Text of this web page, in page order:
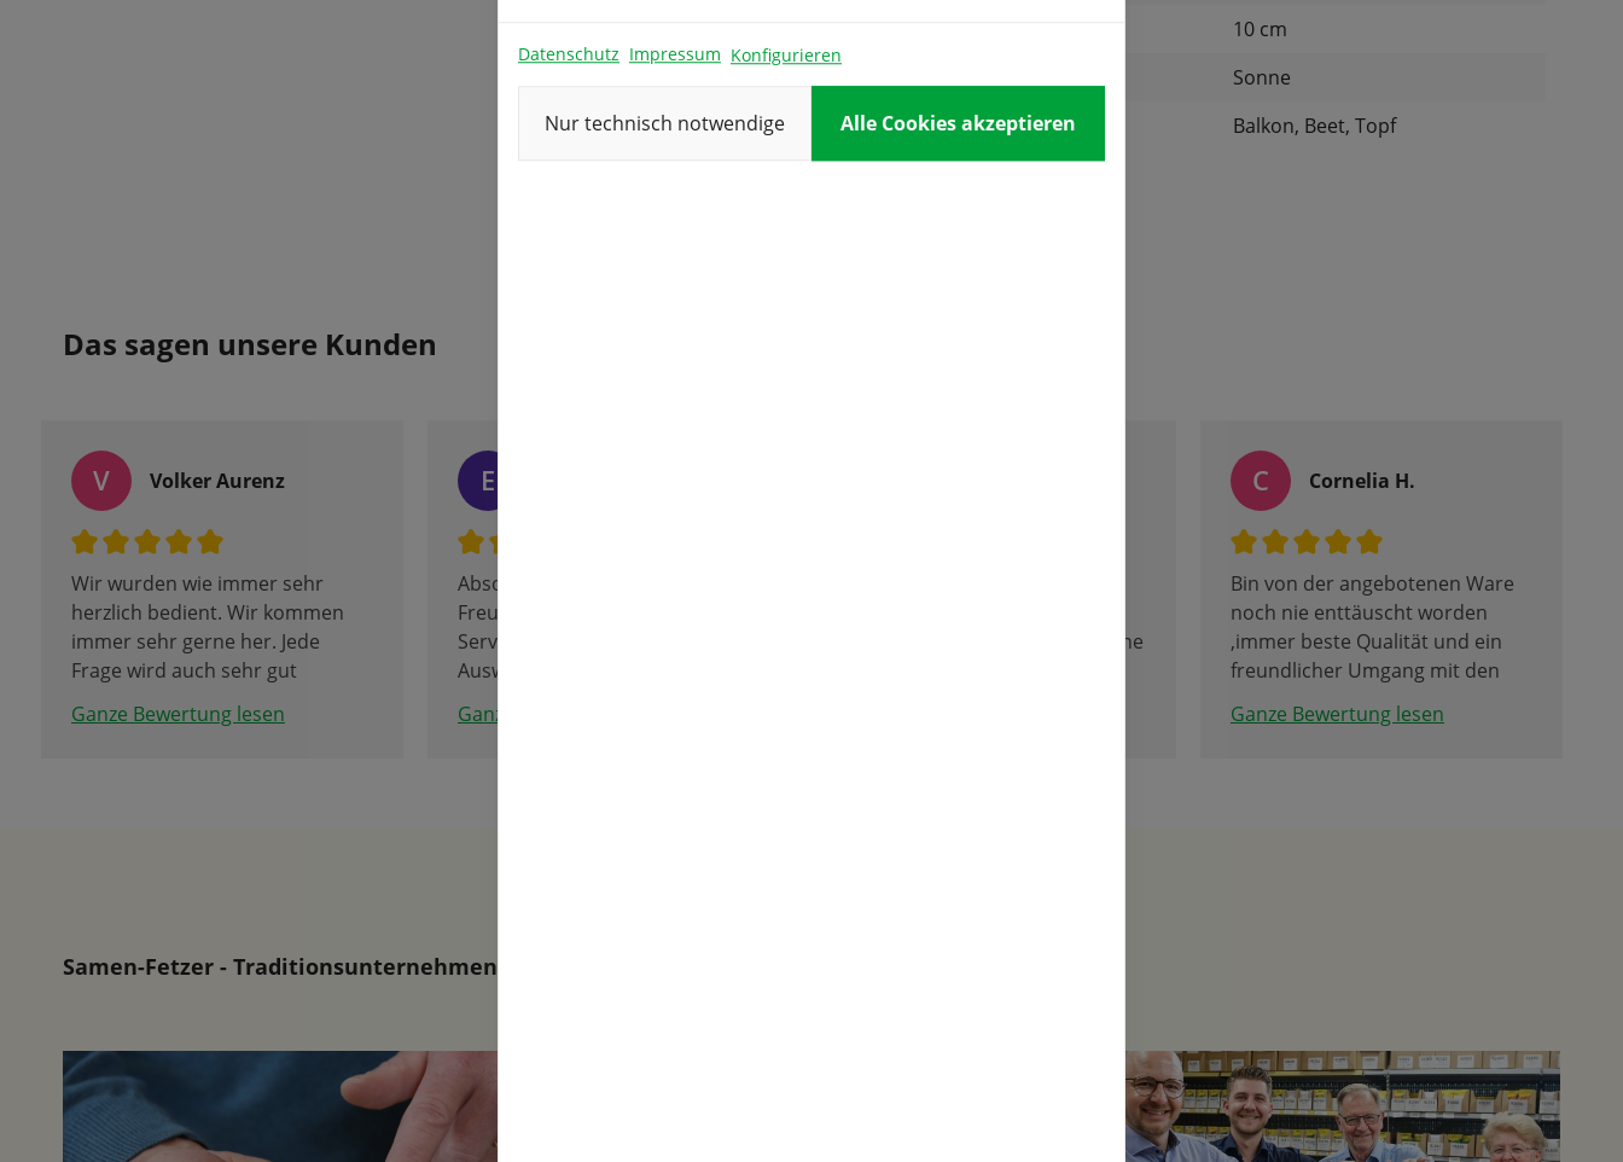
10 cm
Sonne
Verwendung:
Balkon, Beet, Topf
Das sagen unsere Kunden
V Volker Aurenz
Wir wurden wie immer sehr
herzlich bedient. Wir kommen
immer sehr gerne her. Jede
Frage wird auch sehr gut
Ganze Bewertung lesen
E
Absolut empfehlenswert!
Freundlicher und kompetenter
Service, tolle Qualität und
Auswahl! Wir freuen uns auf die
Ganze Bewertung lesen
pflanzen möchte, findet hier eine
und lassen Sie sich verzaubern.
Ich war letzte Woche zum ersten,
C Cornelia H.
Bin von der angebotenen Ware
noch nie enttäuscht worden
,immer beste Qualität und ein
freundlicher Umgang mit den
Ganze Bewertung lesen
Samen-Fetzer - Traditionsunternehmen in der 6. Generation
Datenschutz Impressum Konfigurieren
Nur technisch notwendige Alle Cookies akzeptieren